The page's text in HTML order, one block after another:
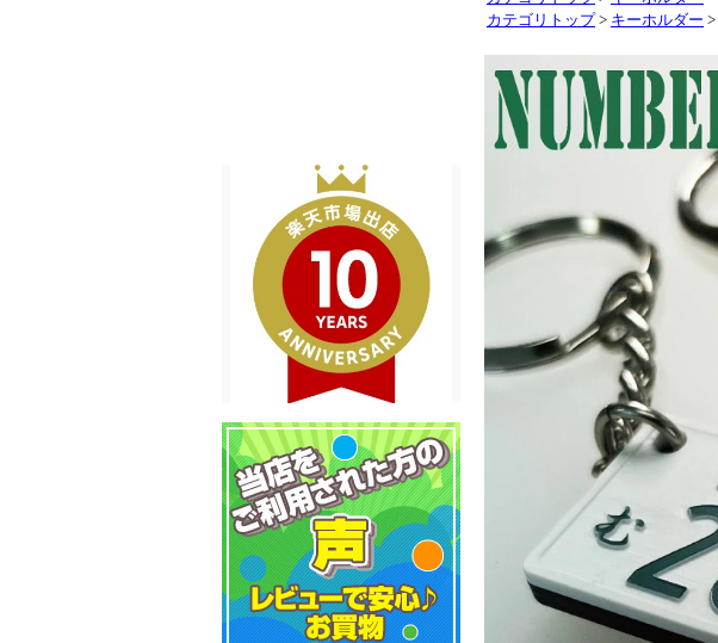
カテゴリトップ > キーホルダー >